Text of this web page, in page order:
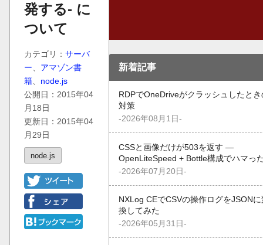
発する- に
ついて
カテゴリ： サーバ
ー
アマゾン書
籍
node.js
公開日：2015年04
月18日
更新日：2015年04
月29日
node.js
新着記事
RDPでOneDriveがクラッシュしたとき
対策
-2026年08月1日-
CSSと画像だけが503を返す —
OpenLiteSpeed + Bottle構成でハマっ
-2026年07月20日-
NXLog CEでCSVの操作ログをJSONに
換してみた
-2026年05月31日-